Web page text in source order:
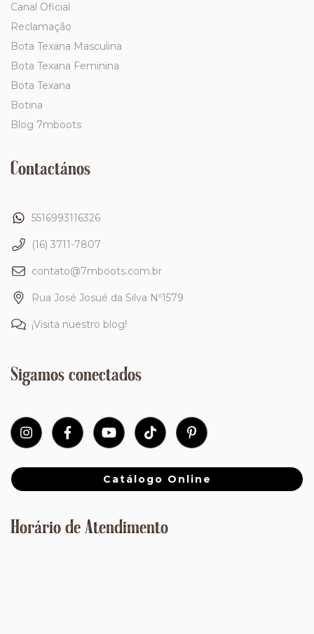
Canal Oficial
Reclamação
Bota Texana Masculina
Bota Texana Feminina
Bota Texana
Botina
Blog 7mboots
Contactános
5516993116326
(16) 3711-7807
contato@7mboots.com.br
Rua José Josué da Silva Nº1579
¡Visita nuestro blog!
Sigamos conectados
Catálogo Online
Horário de Atendimento